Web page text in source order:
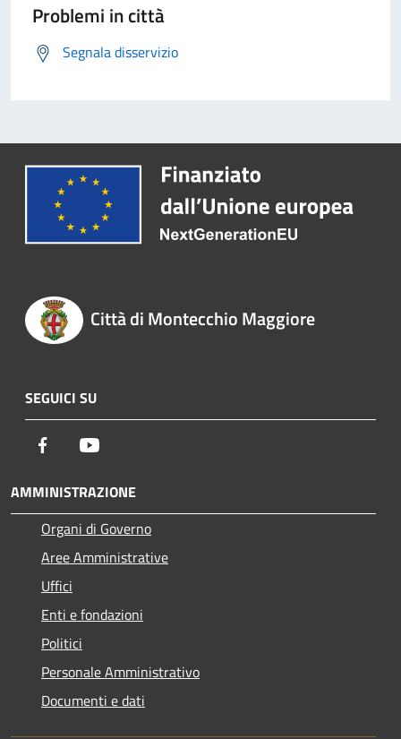
Problemi in città
Segnala disservizio
Città di Montecchio Maggiore
SEGUICI SU
Facebook
AMMINISTRAZIONE
Organi di Governo
Aree Amministrative
Uffici
Enti e fondazioni
Politici
Personale Amministrativo
Documenti e dati